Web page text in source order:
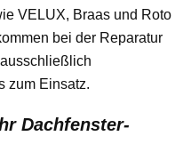
VELUX, Braas und Roto
bei der Reparatur
zum Einsatz.
Dachfenster-